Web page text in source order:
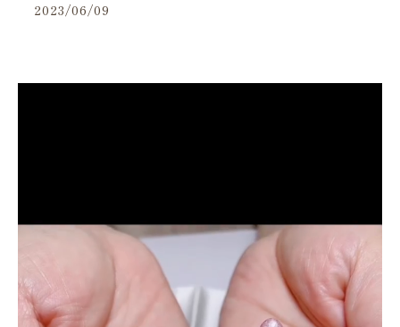
2023/06/09